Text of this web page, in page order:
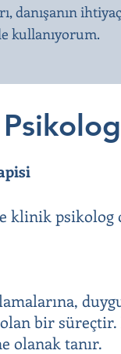
danışanın
kullanıyorum.
klinik
olan bir
olanak tanır.